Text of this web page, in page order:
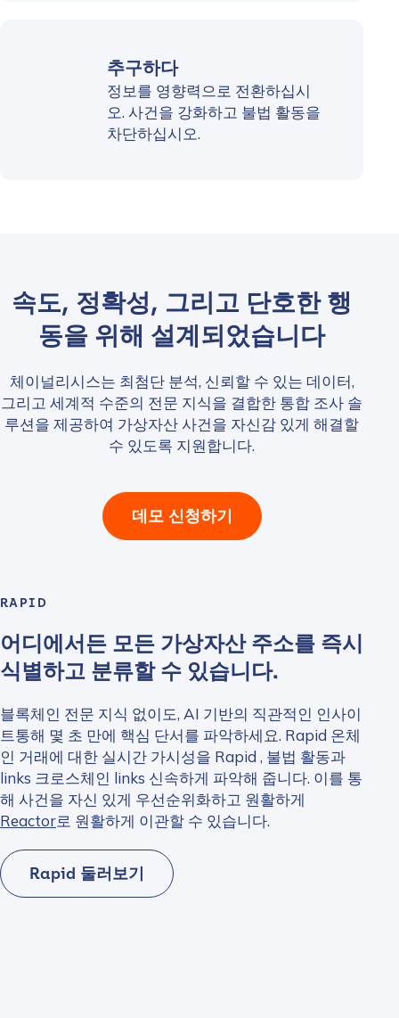
추구하다
정보를 영향력으로 전환하십시
오. 사건을 강화하고 불법 활동을
차단하십시오.
속도, 정확성, 그리고 단호한 행
동을 위해 설계되었습니다
체이널리시스는 최첨단 분석, 신뢰할 수 있는 데이터,
그리고 세계적 수준의 전문 지식을 결합한 통합 조사 솔
루션을 제공하여 가상자산 사건을 자신감 있게 해결할
수 있도록 지원합니다.
데모 신청하기
RAPID
어디에서든 모든 가상자산 주소를 즉시
식별하고 분류할 수 있습니다.
블록체인 전문 지식 없이도, AI 기반의 직관적인 인사이
트통해 몇 초 만에 핵심 단서를 파악하세요. Rapid 온체
인 거래에 대한 실시간 가시성을 Rapid , 불법 활동과
links 크로스체인 links 신속하게 파악해 줍니다. 이를 통
해 사건을 자신 있게 우선순위화하고 원활하게
Reactor로 원활하게 이관할 수 있습니다.
Rapid 둘러보기